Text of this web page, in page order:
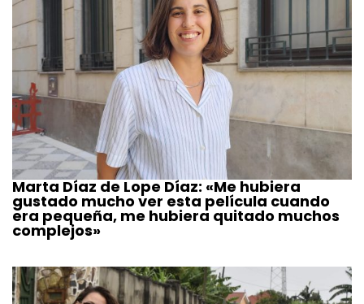
Marta Díaz de Lope Díaz: «Me hubiera
gustado mucho ver esta película cuando
era pequeña, me hubiera quitado muchos
complejos»